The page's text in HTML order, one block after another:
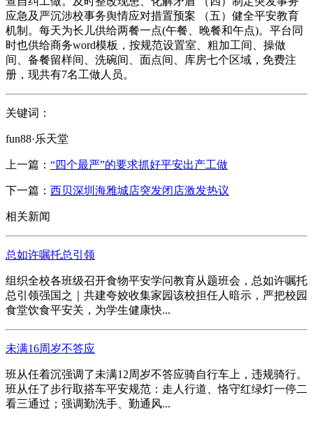
应急及严沉涉校事务舆情应对措置预案 （五）健全平安教育
机制。每天为长儿供给两餐一点(午餐、晚餐和午点)。平台同
时也供给商务word模板，按规范设置室、粗加工间、操做
间、备餐留样间、洗碗间、面点间、库房七个区域，免费注
册，现共有7名工做人员。
关键词：
fun88·乐天堂
上一篇： “四个最严”的要求抓好平安出产工做
下一篇： 西贝深圳海雅城店突发闭店激发热议
相关新闻
总如许嘱托总引领
组织全校各班级召开食物平安学问教育从题班会，总如许嘱托
总引领强国之｜共建夸姣收集家园该校担任人暗示，严把校园
食堂饮食平安关，为学生健康快...
未满16周岁不答应
班从任着沉强调了未满12周岁不答应骑自行车上，违规骑行。
班从任了步行取搭车平安规范：走人行道、恪守红绿灯一停二
看三通过；强调勤洗手、勤通风...